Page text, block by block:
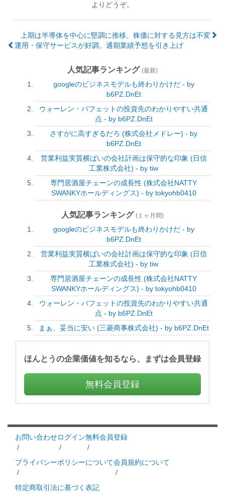
よりどうぞ。
上期は半導体を中心に堅調に推移。株価に対する見方は不変
運用・保守サービスが好調。通期業績予想を引き上げ
人気記事ランキング (最新)
googleのビジネスモデルも終わりかけだ - by
b6PZ.DnEt
ウォーレン・バフェットの投資先のわかりやすい共通
点 - by b6PZ.DnEt
さすがに高すぎるだろ (株式会社メドレー) - by
b6PZ.DnEt
営業利益実質横ばいの会社計画は保守的な印象 (日信
工業株式会社) - by tiw
専門居酒屋チェーンの成長性 (株式会社NATTY
SWANKYホールディングス) - by tokyohb0410
人気記事ランキング (１ヶ月間)
googleのビジネスモデルも終わりかけだ - by
b6PZ.DnEt
営業利益実質横ばいの会社計画は保守的な印象 (日信
工業株式会社) - by tiw
専門居酒屋チェーンの成長性 (株式会社NATTY
SWANKYホールディングス) - by tokyohb0410
ウォーレン・バフェットの投資先のわかりやすい共通
点 - by b6PZ.DnEt
まぁ、妥当に安い (三菱商事株式会社) - by b6PZ.DnEt
ほんとうの企業価値を知るなら、まずは会員登録
無料会員登録
お問い合わせ
/
ログイン
/
無料会員登録
/
プライバシーポリシーについて
/
会員規約について
/
特定商取引法に基づく表記